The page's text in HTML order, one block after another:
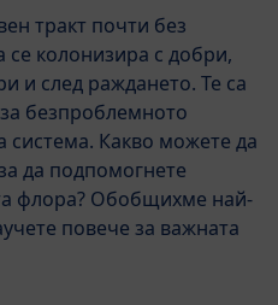
тракт почти без
колонизира с добри,
и след раждането. Те са
безпроблемното
Какво можете да
да подпомогнете
флора? Обобщихме най-
повече за важната